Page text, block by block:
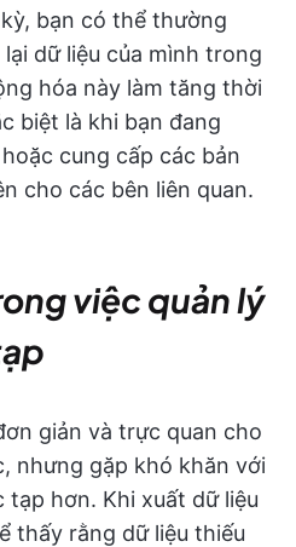
bạn có thể thường
dữ liệu của mình trong
hóa này làm tăng thời
biệt là khi bạn đang
cung cấp các bản
cho các bên liên quan.
việc quản lý
giản và trực quan cho
nhưng gặp khó khăn với
tạp hơn. Khi xuất dữ liệu
thấy rằng dữ liệu thiếu